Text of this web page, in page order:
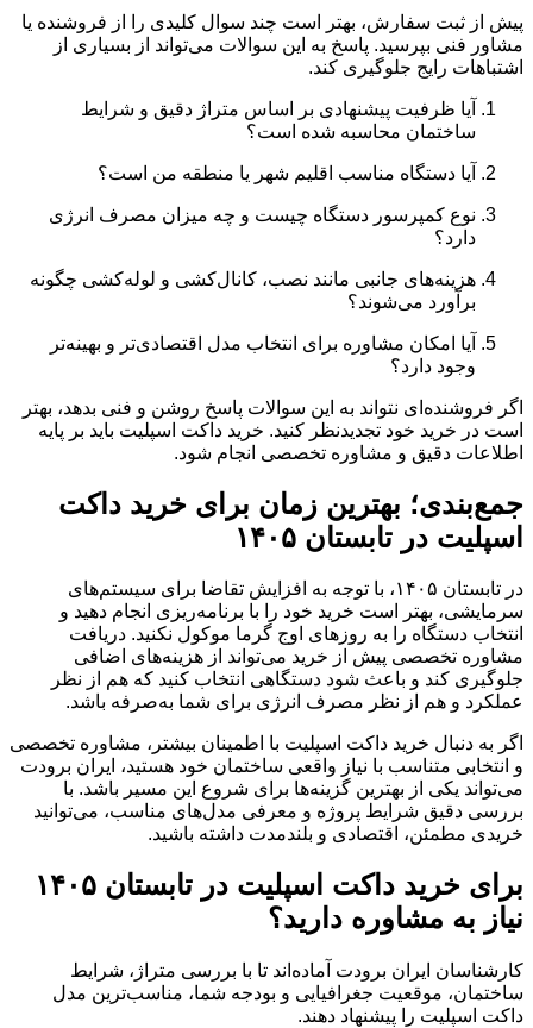
پیش از ثبت سفارش، بهتر است چند سوال کلیدی را از فروشنده یا
مشاور فنی بپرسید. پاسخ به این سوالات می‌تواند از بسیاری از
اشتباهات رایج جلوگیری کند.
آیا ظرفیت پیشنهادی بر اساس متراژ دقیق و شرایط
ساختمان محاسبه شده است؟
آیا دستگاه مناسب اقلیم شهر یا منطقه من است؟
نوع کمپرسور دستگاه چیست و چه میزان مصرف انرژی
دارد؟
هزینه‌های جانبی مانند نصب، کانال‌کشی و لوله‌کشی چگونه
برآورد می‌شوند؟
آیا امکان مشاوره برای انتخاب مدل اقتصادی‌تر و بهینه‌تر
وجود دارد؟
اگر فروشنده‌ای نتواند به این سوالات پاسخ روشن و فنی بدهد، بهتر
است در خرید خود تجدیدنظر کنید. خرید داکت اسپلیت باید بر پایه
اطلاعات دقیق و مشاوره تخصصی انجام شود.
جمع‌بندی؛ بهترین زمان برای خرید داکت
اسپلیت در تابستان ۱۴۰۵
در تابستان ۱۴۰۵، با توجه به افزایش تقاضا برای سیستم‌های
سرمایشی، بهتر است خرید خود را با برنامه‌ریزی انجام دهید و
انتخاب دستگاه را به روزهای اوج گرما موکول نکنید. دریافت
مشاوره تخصصی پیش از خرید می‌تواند از هزینه‌های اضافی
جلوگیری کند و باعث شود دستگاهی انتخاب کنید که هم از نظر
عملکرد و هم از نظر مصرف انرژی برای شما به‌صرفه باشد.
اگر به دنبال خرید داکت اسپلیت با اطمینان بیشتر، مشاوره تخصصی
و انتخابی متناسب با نیاز واقعی ساختمان خود هستید، ایران برودت
می‌تواند یکی از بهترین گزینه‌ها برای شروع این مسیر باشد. با
بررسی دقیق شرایط پروژه و معرفی مدل‌های مناسب، می‌توانید
خریدی مطمئن، اقتصادی و بلندمدت داشته باشید.
برای خرید داکت اسپلیت در تابستان ۱۴۰۵
نیاز به مشاوره دارید؟
کارشناسان ایران برودت آماده‌اند تا با بررسی متراژ، شرایط
ساختمان، موقعیت جغرافیایی و بودجه شما، مناسب‌ترین مدل
داکت اسپلیت را پیشنهاد دهند.